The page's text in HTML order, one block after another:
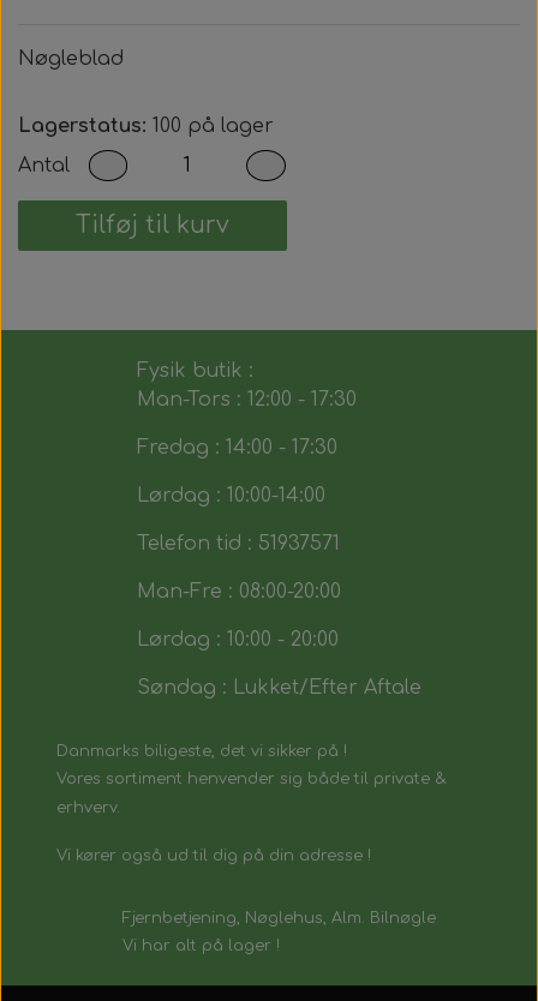
Nøgleblad
Lagerstatus: 100 på lager
Antal
Tilføj til kurv
Fysik butik :
Man-Tors : 12:00 - 17:30
Fredag : 14:00 - 17:30
Lørdag : 10:00-14:00
Telefon tid : 51937571
Man-Fre : 08:00-20:00
Lørdag : 10:00 - 20:00
Søndag : Lukket/Efter Aftale
Danmarks biligeste, det vi sikker på !
Vores sortiment henvender sig både til private &
erhverv.
Vi kører også ud til dig på din adresse !
Fjernbetjening, Nøglehus, Alm. Bilnøgle
Vi har alt på lager !